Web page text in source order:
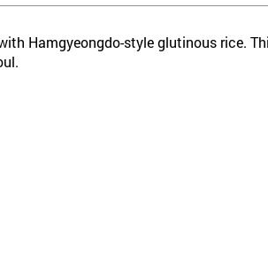
Hamgyeongdo-style glutinous rice.